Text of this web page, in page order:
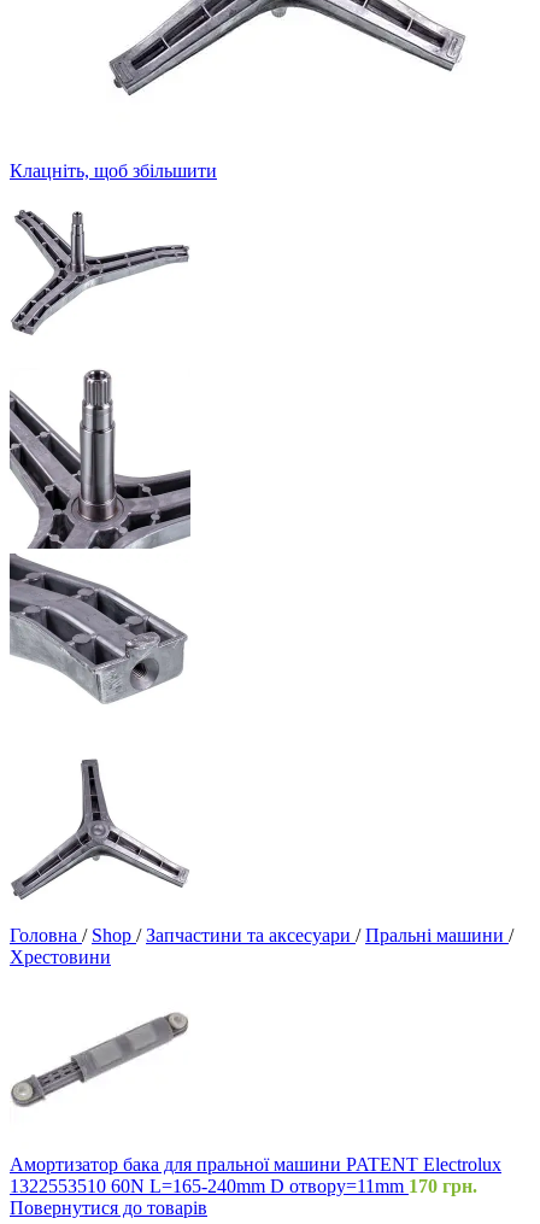
Клацніть, щоб збільшити
Головна / Shop / Запчастини та аксесуари / Пральні машини /
Хрестовини
Амортизатор бака для пральної машини PATENT Electrolux
1322553510 60N L=165-240mm D отвору=11mm 170 грн.
Повернутися до товарів